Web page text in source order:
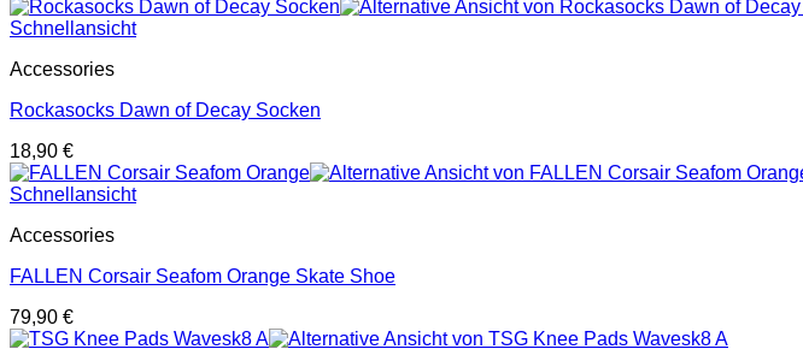
Schnellansicht
Accessories
Rockasocks Dawn of Decay Socken
18,90 €
Schnellansicht
Accessories
FALLEN Corsair Seafom Orange Skate Shoe
79,90 €